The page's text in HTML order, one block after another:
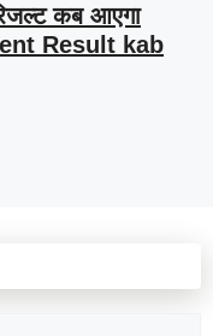
कब आएगा
Result kab